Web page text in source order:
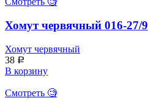
Хомут червячный 016-27/9
Хомут червячный
38 Р
В корзину
Смотреть 🧐